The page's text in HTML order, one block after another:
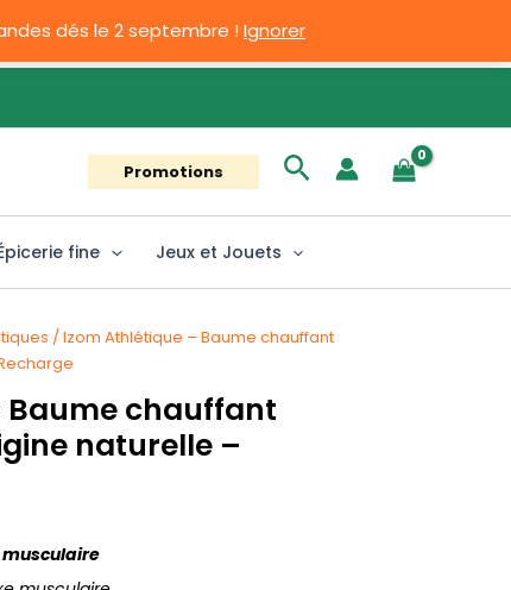
dés le 2 septembre !Ignorer
Promotions Rechercher
fine Jeux et Jouets
/ Izom Athlétique – Baume chauffant
Baume chauffant
naturelle –
musculaire